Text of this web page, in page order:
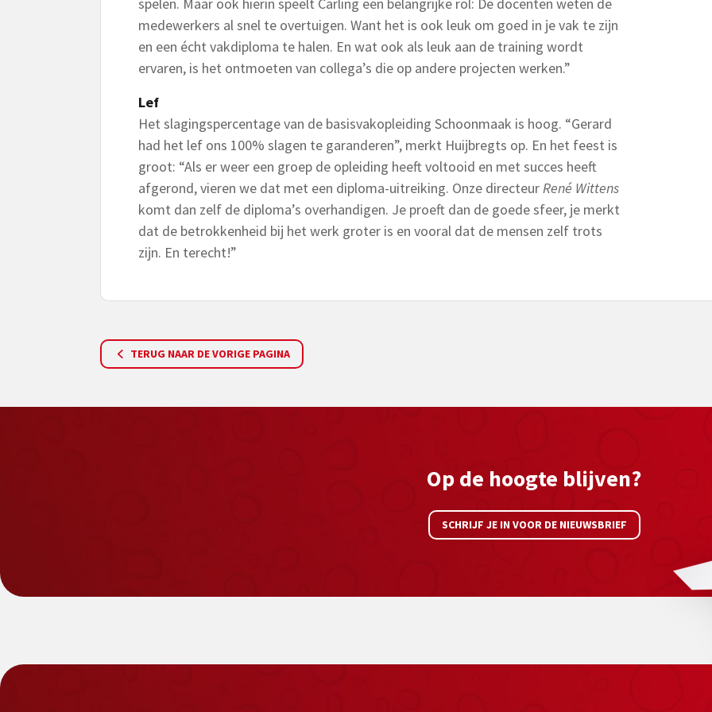
medewerkers al snel te overtuigen. Want het is ook leuk om goed in je vak te zijn
en een écht vakdiploma te halen. En wat ook als leuk aan de training wordt
ervaren, is het ontmoeten van collega’s die op andere projecten werken.”
Lef
Het slagingspercentage van de basisvakopleiding Schoonmaak is hoog. “Gerard
had het lef ons 100% slagen te garanderen”, merkt Huijbregts op. En het feest is
groot: “Als er weer een groep de opleiding heeft voltooid en met succes heeft
afgerond, vieren we dat met een diploma-uitreiking. Onze directeurRené Wittens
komt dan zelf de diploma’s overhandigen. Je proeft dan de goede sfeer, je merkt
dat de betrokkenheid bij het werk groter is en vooral dat de mensen zelf trots
zijn. En terecht!”
TERUG NAAR DE VORIGE PAGINA
Op de hoogte blijven?
SCHRIJF JE IN VOOR DE NIEUWSBRIEF